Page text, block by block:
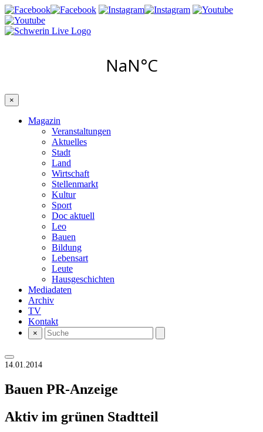
×
Magazin
Veranstaltungen
Aktuelles
Stadt
Land
Wirtschaft
Stellenmarkt
Kultur
Sport
Doc aktuell
Leo
Bauen
Bildung
Lebensart
Leute
Hausgeschichten
Mediadaten
Archiv
TV
Kontakt
×
14.01.2014
Bauen PR-Anzeige
Aktiv im grünen Stadtteil